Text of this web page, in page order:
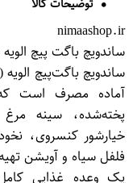
nimaashop.ir
ساندویچ باگت پیچ
ساندویچ باگت‌پیچ
آماده مصرف است
پخته‌شده، سینه مرغ
خیارشور کنسروی،
یک وعده غذایی